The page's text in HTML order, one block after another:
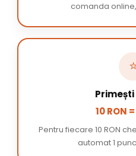
comanda
10 RON
Pentru fiecare 10 RON
automat 1